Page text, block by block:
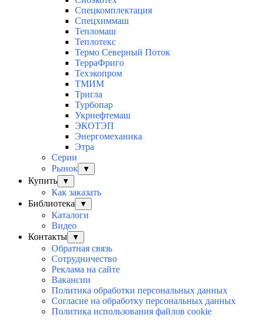
Спецкомплектация
Спецхиммаш
Тепломаш
Теплотекс
Термо Северный Поток
ТерраФриго
Техэкопром
ТМИМ
Тригла
Турбопар
Укрнефтемаш
ЭКОТЭП
Энергомеханика
Этра
Серии
Рынок
▼
Купить ▼
Как заказать
Библиотека
▼
Каталоги
Видео
Контакты
▼
Обратная связь
Сотрудничество
Реклама на сайте
Вакансии
Политика обработки персональных данных
Согласие на обработку персональных данных
Политика использования файлов cookie